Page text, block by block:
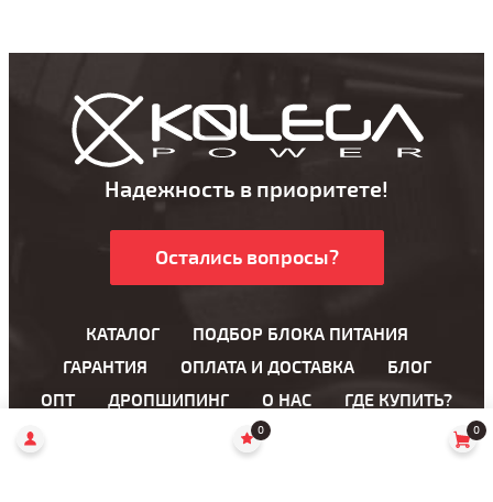
0 0
Надежность в приоритете!
Остались вопросы?
КАТАЛОГ
ПОДБОР БЛОКА ПИТАНИЯ
ГАРАНТИЯ
ОПЛАТА И ДОСТАВКА
БЛОГ
ОПТ
ДРОПШИПИНГ О НАС ГДЕ КУПИТЬ?
Блоки питания для ноутбука